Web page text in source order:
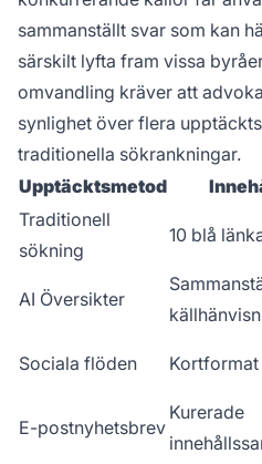
sammanställt svar som kan
särskilt lyfta fram vissa
omvandling kräver att
synlighet över flera
traditionella sökrankningar.
Upptäcktsmetod
Traditionell
sökning
10 blå
AI Översikter
Sociala flöden Kortformat
E-postnyhetsbrev
Kurerade